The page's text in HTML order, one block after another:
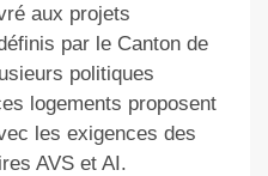
aux projets
par le Canton de
politiques
logements proposent
les exigences des
AVS et AI.